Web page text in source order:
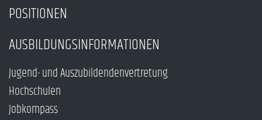
POSITIONEN
AUSBILDUNGSINFORMATIONEN
Jugend- und Auszubildendenvertretung
Hochschulen
Jobkompass